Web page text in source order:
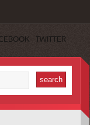
TWITTER